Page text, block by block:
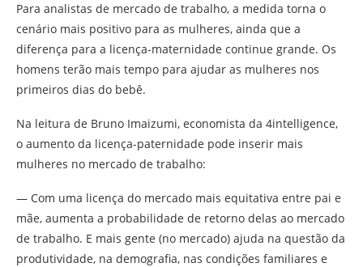
Para analistas de mercado de trabalho, a medida torna o
cenário mais positivo para as mulheres, ainda que a
diferença para a licença-maternidade continue grande. Os
homens terão mais tempo para ajudar as mulheres nos
primeiros dias do bebê.
Na leitura de Bruno Imaizumi, economista da 4intelligence,
o aumento da licença-paternidade pode inserir mais
mulheres no mercado de trabalho:
— Com uma licença do mercado mais equitativa entre pai e
mãe, aumenta a probabilidade de retorno delas ao mercado
de trabalho. E mais gente (no mercado) ajuda na questão da
produtividade, na demografia, nas condições familiares e